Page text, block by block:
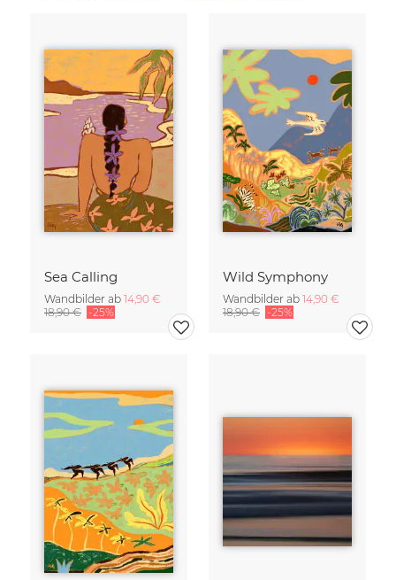
Sea Calling
Wandbilder ab 14,90 €
18,90 € -25%
Wild Symphony
Wandbilder ab 14,90 €
18,90 € -25%